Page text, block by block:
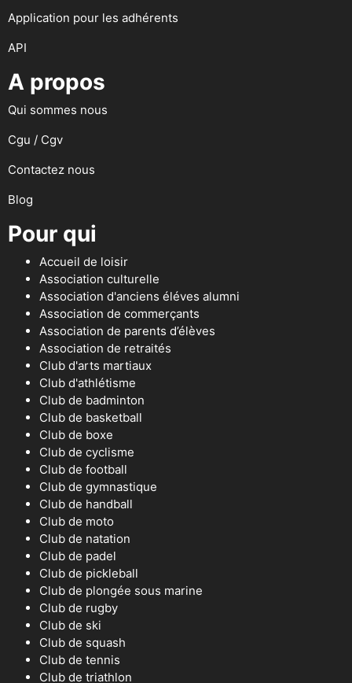
Application pour les adhérents
API
A propos
Qui sommes nous
Cgu / Cgv
Contactez nous
Blog
Pour qui
Accueil de loisir
Association culturelle
Association d'anciens éléves alumni
Association de commerçants
Association de parents d’élèves
Association de retraités
Club d'arts martiaux
Club d'athlétisme
Club de badminton
Club de basketball
Club de boxe
Club de cyclisme
Club de football
Club de gymnastique
Club de handball
Club de moto
Club de natation
Club de padel
Club de pickleball
Club de plongée sous marine
Club de rugby
Club de ski
Club de squash
Club de tennis
Club de triathlon